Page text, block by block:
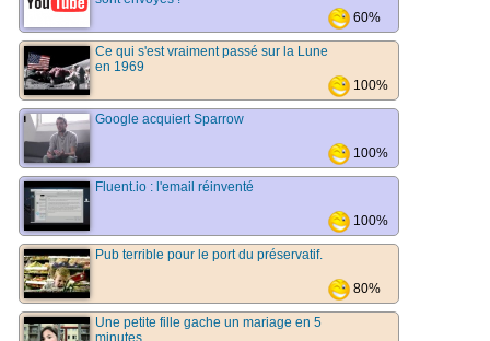
60%
Ce qui s'est vraiment passé sur la Lune
en 1969
100%
Google acquiert Sparrow
100%
Fluent.io : l'email réinventé
100%
Pub terrible pour le port du préservatif.
80%
Une petite fille gache un mariage en 5
minutes